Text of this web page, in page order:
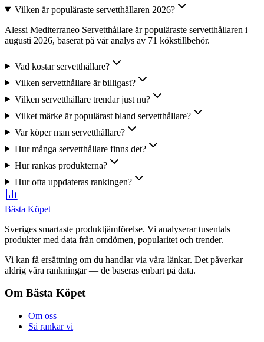
Vilken är populäraste servetthållaren 2026?
Alessi Mediterraneo Servetthållare är populäraste servetthållaren i
augusti 2026, baserat på vår analys av 71 kökstillbehör.
Vad kostar servetthållare?
Vilken servetthållare är billigast?
Vilken servetthållare trendar just nu?
Vilket märke är populärast bland servetthållare?
Var köper man servetthållare?
Hur många servetthållare finns det?
Hur rankas produkterna?
Hur ofta uppdateras rankingen?
Bästa Köpet
Sveriges smartaste produktjämförelse. Vi analyserar tusentals
produkter med data från omdömen, popularitet och trender.
Vi kan få ersättning om du handlar via våra länkar. Det påverkar
aldrig våra rankningar — de baseras enbart på data.
Om Bästa Köpet
Om oss
Så rankar vi